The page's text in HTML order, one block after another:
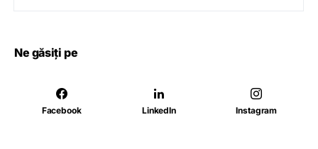
Ne găsiți pe
Facebook LinkedIn Instagram